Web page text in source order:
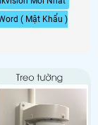
( Mật Khẩu )